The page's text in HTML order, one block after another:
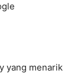
yang menarik